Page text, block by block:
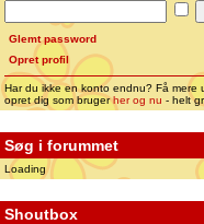
Glemt password
Opret profil
Har du ikke en konto endnu? Få mere
opret dig som brugerher og nu - helt
Søg i forummet
Loading
Shoutbox